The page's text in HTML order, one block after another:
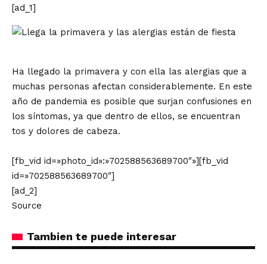
[ad_1]
Ha llegado la primavera y con ella las alergias que a
muchas personas afectan considerablemente. En este
año de pandemia es posible que surjan confusiones en
los síntomas, ya que dentro de ellos, se encuentran
tos y dolores de cabeza.
[fb_vid id=»photo_id»:»702588563689700″»][fb_vid
id=»702588563689700″]
[ad_2]
Source
Tambien te puede interesar